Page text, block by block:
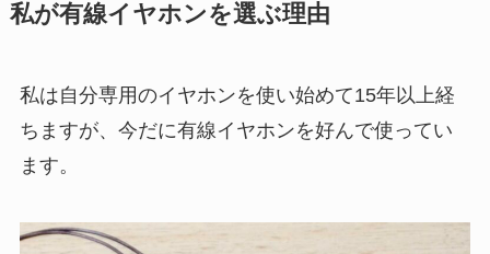
私が有線イヤホンを選ぶ理由
私は自分専用のイヤホンを使い始めて15年以上経
ちますが、今だに有線イヤホンを好んで使ってい
ます。